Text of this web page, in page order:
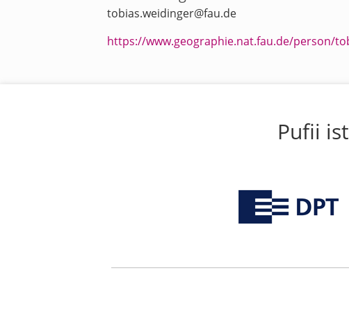
tobias.weidinger@fau.de
https://www.geographie.nat.fau.de/person/
Pufii